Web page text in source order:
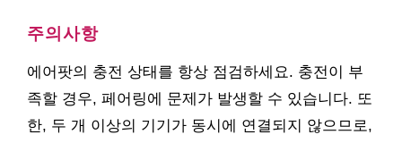
주의사항
에어팟의 충전 상태를 항상 점검하세요. 충전이 부
족할 경우, 페어링에 문제가 발생할 수 있습니다. 또
한, 두 개 이상의 기기가 동시에 연결되지 않으므로,